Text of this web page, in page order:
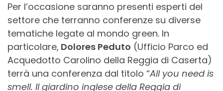
Per l’occasione saranno presenti esperti del
settore che terranno conferenze su diverse
tematiche legate al mondo green. In
particolare, Dolores Peduto (Ufficio Parco ed
Acquedotto Carolino della Reggia di Caserta)
terrà una conferenza dal titolo “All you need is
smell. Il giardino inglese della Reggia di